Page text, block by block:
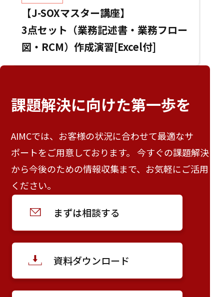
【J-SOXマスター講座】
3点セット（業務記述書・業務フロー
図・RCM）作成演習[Excel付]
課題解決に向けた第一歩を
AIMCでは、お客様の状況に合わせて最適なサ
ポートをご用意しております。 今すぐの課題解決
から今後のための情報収集まで、お気軽にご活用
ください。
まずは相談する
資料ダウンロード